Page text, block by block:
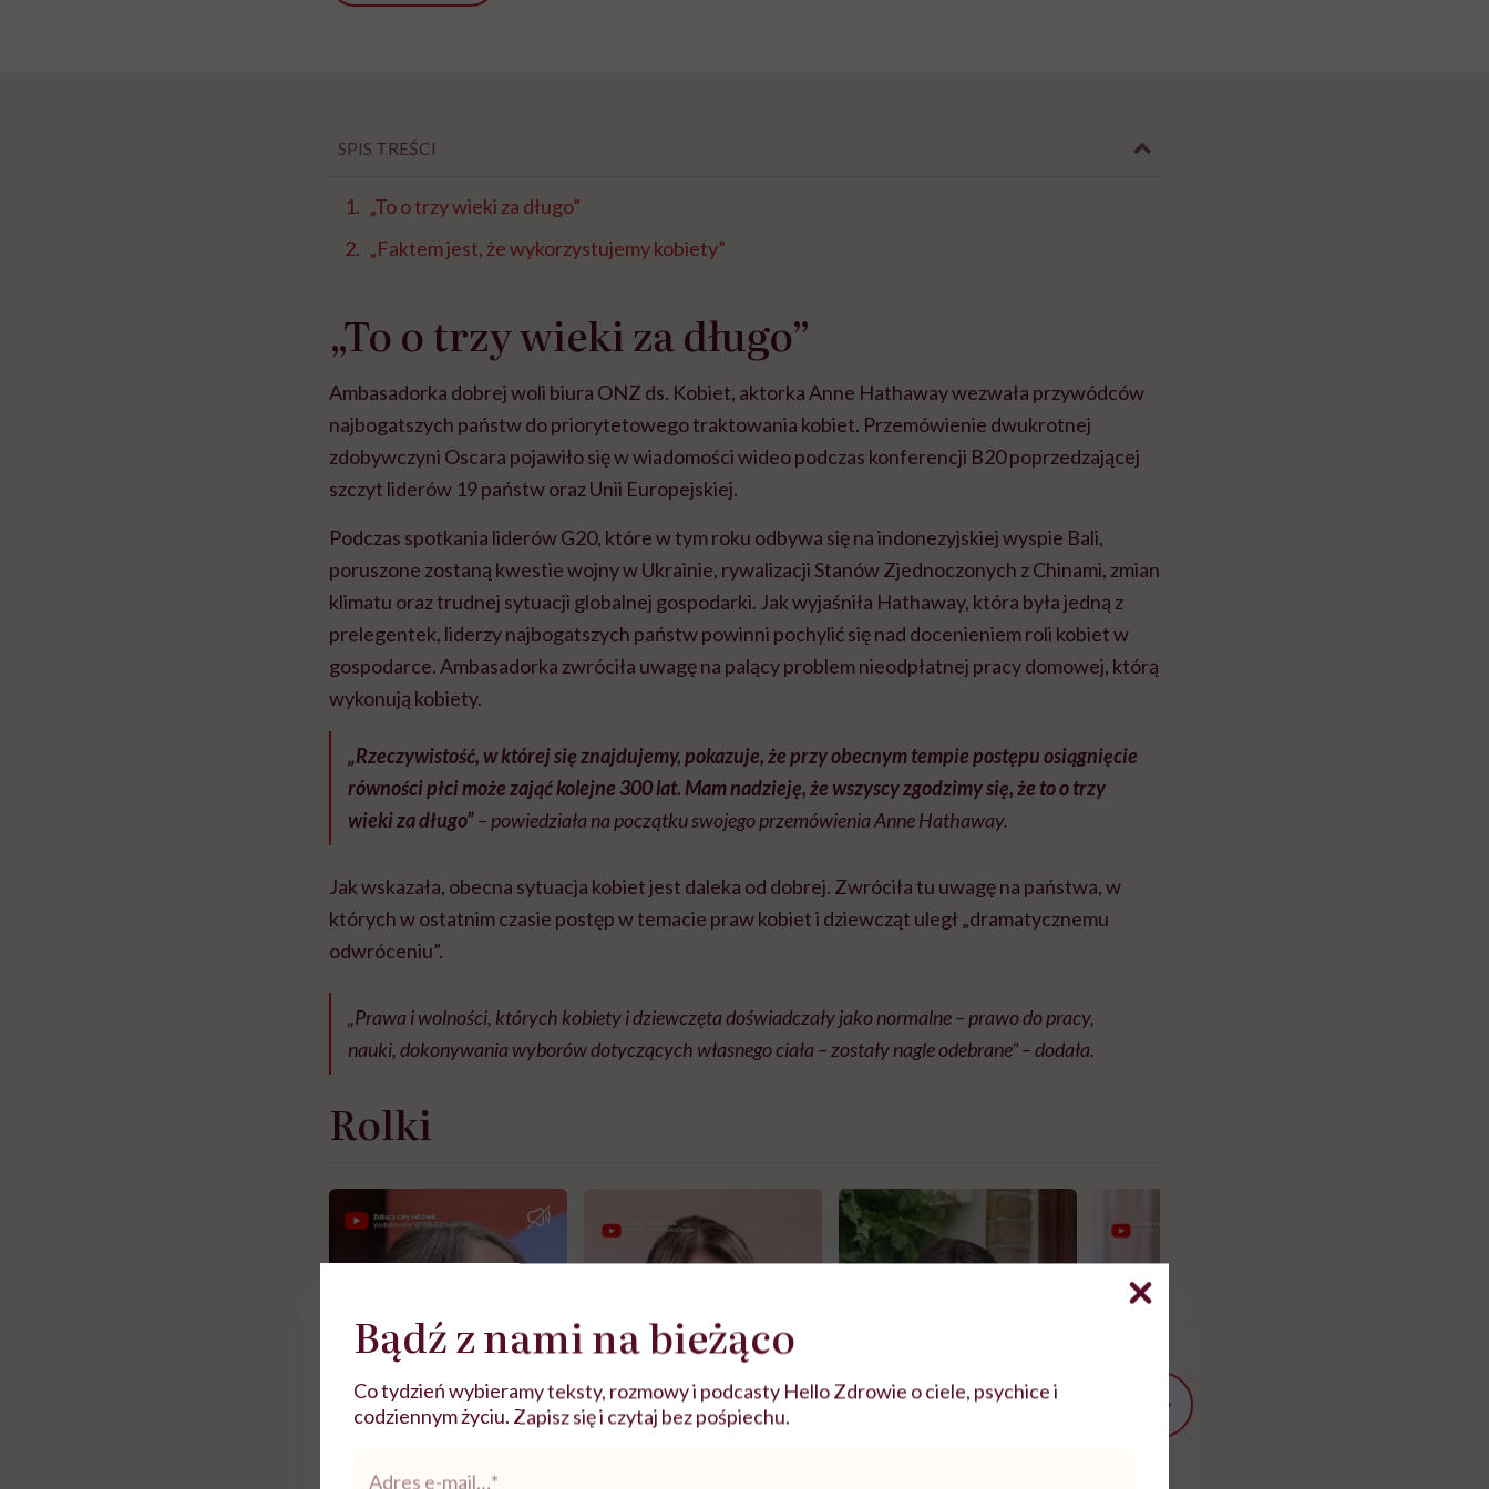
SPIS TREŚCI
„To o trzy wieki za długo”
„Faktem jest, że wykorzystujemy kobiety”
„To o trzy wieki za długo”
Ambasadorka dobrej woli biura ONZ ds. Kobiet, aktorka Anne Hathaway wezwała przywódców
najbogatszych państw do priorytetowego traktowania kobiet. Przemówienie dwukrotnej
zdobywczyni Oscara pojawiło się w wiadomości wideo podczas konferencji B20 poprzedzającej
szczyt liderów 19 państw oraz Unii Europejskiej.
Podczas spotkania liderów G20, które w tym roku odbywa się na indonezyjskiej wyspie Bali,
poruszone zostaną kwestie wojny w Ukrainie, rywalizacji Stanów Zjednoczonych z Chinami, zmian
klimatu oraz trudnej sytuacji globalnej gospodarki. Jak wyjaśniła Hathaway, która była jedną z
prelegentek, liderzy najbogatszych państw powinni pochylić się nad docenieniem roli kobiet w
gospodarce. Ambasadorka zwróciła uwagę na palący problem nieodpłatnej pracy domowej, którą
wykonują kobiety.
„Rzeczywistość, w której się znajdujemy, pokazuje, że przy obecnym tempie postępu osiągnięcie
równości płci może zająć kolejne 300 lat. Mam nadzieję, że wszyscy zgodzimy się, że to o trzy
wieki za długo”– powiedziała na początku swojego przemówienia Anne Hathaway.
Jak wskazała, obecna sytuacja kobiet jest daleka od dobrej. Zwróciła tu uwagę na państwa, w
których w ostatnim czasie postęp w temacie praw kobiet i dziewcząt uległ „dramatycznemu
odwróceniu”.
„Prawa i wolności, których kobiety i dziewczęta doświadczały jako normalne – prawo do pracy,
nauki, dokonywania wyborów dotyczących własnego ciała – zostały nagle odebrane” – dodała.
Rolki
Bądź z nami na bieżąco
Co tydzień wybieramy teksty, rozmowy i podcasty Hello Zdrowie o ciele, psychice i
codziennym życiu. Zapisz się i czytaj bez pośpiechu.